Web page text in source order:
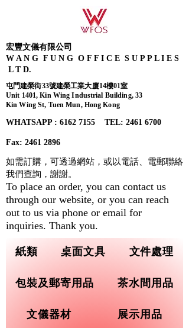
宏豐文儀有限公司
W A N G F U N G O F F I C E S U P P L I E S
L T D.
屯門建榮街33號建榮工業大廈14樓01室
Unit 1401, Kin Wing Industrial Building, 33
Kin Wing St, Tuen Mun, Hong Kong
WHATSAPP : 6162 7155​ TEL: 2461 6700
Fax: 2461 2896
紙類 桌面文具 文件處理
包裝及郵寄用品 茶水間用品
文儀器材 展示用品
如需訂購，可透過網站，或以電話、電郵聯絡
我們查詢， 謝謝。
To place an order, you can contact us
through our website, or you can reach
out to us via phone or email for
inquiries. Thank you.